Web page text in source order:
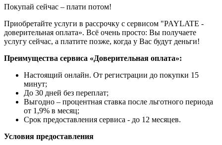
Покупай сейчас – плати потом!
Приобретайте услуги в рассрочку с сервисом "PAYLATE -
доверительная оплата». Всё очень просто: Вы получаете
услугу сейчас, а платите позже, когда у Вас будут деньги!
Преимущества сервиса «Доверительная оплата»:
Настоящий онлайн. От регистрации до покупки 15
минут;
До 30 дней без переплат;
Выгодно – процентная ставка после льготного периода
от 1,9% в месяц;
Срок предоставления сервиса - до 12 месяцев.
Условия предоставления